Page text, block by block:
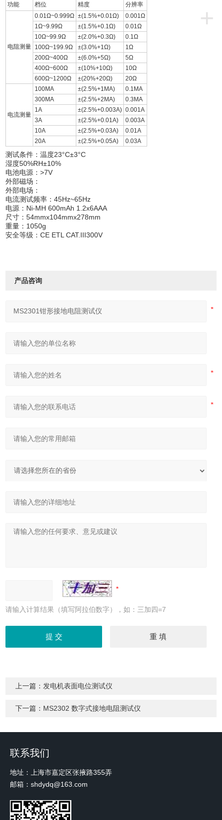
+
功能 档位 精度 分辨率
电阻测量
0.01Ω~0.999Ω ±(1.5%+0.01Ω)
0.001Ω
1Ω~9.99Ω
±(1.5%+0.1Ω)
0.01Ω
10Ω~99.9Ω
±(2.0%+0.3Ω)
0.1Ω
100Ω~199.9Ω
±(3.0%+1Ω)
1Ω
200Ω~400Ω
±(6.0%+5Ω)
5Ω
400Ω~600Ω
±(10%+10Ω)
10Ω
600Ω~1200Ω
±(20%+20Ω) 20Ω
电流测量
100MA ±(2.5%+1MA)
0.1MA
300MA
±(2.5%+2MA)
0.3MA
1A
±(2.5%+0.003A) 0.001A
3A
±(2.5%+0.01A)
0.003A
10A
±(2.5%+0.03A)
0.01A
20A
±(2.5%+0.05A) 0.03A
测试条件：温度23°C±3°C
湿度50%RH±10%
电池电源：>7V
外部磁场：
外部电场：
电流测试频率：45Hz~65Hz
电源：Ni-MH 600mAh 1.2x6AAA
尺寸：54mmx104mmx278mm
重量：1050g
安全等级：CE ETL CAT.III300V
产品咨询
请输入计算结果（填写阿拉伯数字），如：三加四=7
上一篇： 发电机表面电位测试仪
下一篇： MS2302 数字式接地电阻测试仪
联系我们
地址：上海市嘉定区张掖路355弄
邮箱：shdydq@163.com